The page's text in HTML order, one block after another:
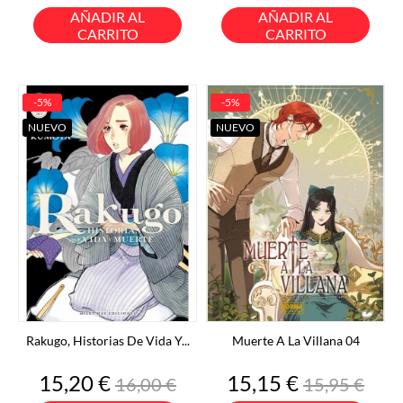
base
AÑADIR AL
CARRITO
base
AÑADIR AL
CARRITO
Rakugo, Historias De Vida Y...
Precio
15,20 €Precio
16,00 €
-5%
NUEVO
Muerte A La Villana 04
Precio
15,15 €Precio
15,95 €
-5%
NUEVO